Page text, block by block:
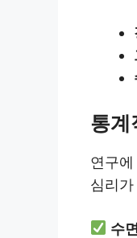
통계
연구
심리
수